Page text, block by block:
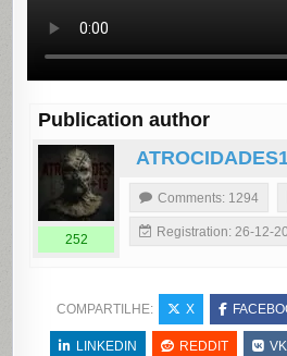
Publication author
252
Comments: 1294
Registration: 26-12-
COMPARTILHE: X
LINKEDIN REDDIT VK